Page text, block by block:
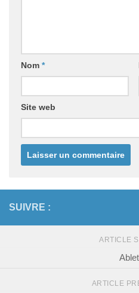
Nom *
Site web
SUIVRE :
ARTICLE
ARTICLE